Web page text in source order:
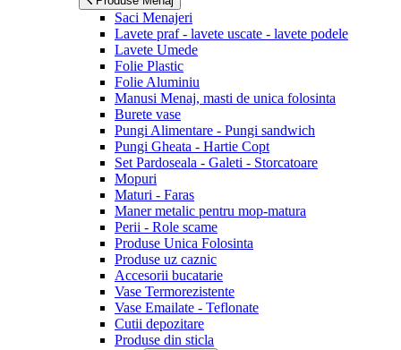
Saci Menajeri
Lavete praf - lavete uscate - lavete podele
Lavete Umede
Folie Plastic
Folie Aluminiu
Manusi Menaj, masti de unica folosinta
Burete vase
Pungi Alimentare - Pungi sandwich
Pungi Gheata - Hartie Copt
Set Pardoseala - Galeti - Storcatoare
Mopuri
Maturi - Faras
Maner metalic pentru mop-matura
Perii - Role scame
Produse Unica Folosinta
Produse uz caznic
Accesorii bucatarie
Vase Termorezistente
Vase Emailate - Teflonate
Cutii depozitare
Produse din sticla